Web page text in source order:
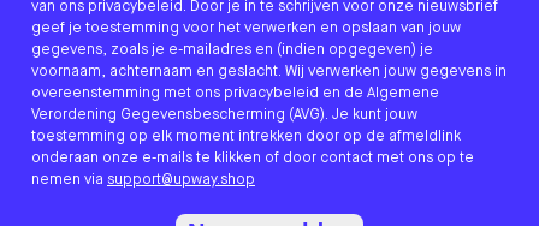
van ons privacybeleid. Door je in te schrijven voor onze nieuwsbrief
geef je toestemming voor het verwerken en opslaan van jouw
gegevens, zoals je e-mailadres en (indien opgegeven) je
voornaam, achternaam en geslacht. Wij verwerken jouw gegevens in
overeenstemming met ons privacybeleid en de Algemene
Verordening Gegevensbescherming (AVG). Je kunt jouw
toestemming op elk moment intrekken door op de afmeldlink
onderaan onze e-mails te klikken of door contact met ons op te
nemen via support@upway.shop